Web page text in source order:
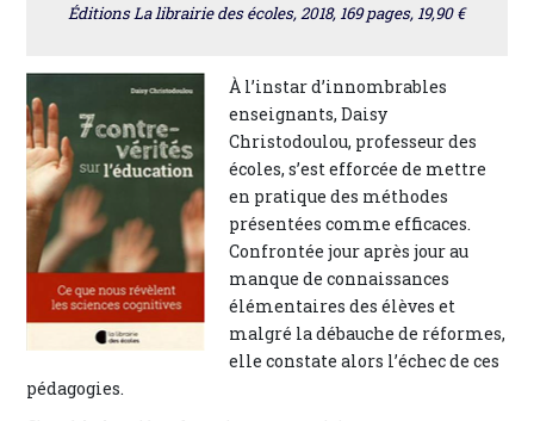
Éditions La librairie des écoles, 2018, 169 pages, 19,90 €
À l’instar d’innombrables
enseignants, Daisy
Christodoulou, professeur des
écoles, s’est efforcée de mettre
en pratique des méthodes
présentées comme efficaces.
Confrontée jour après jour au
manque de connaissances
élémentaires des élèves et
malgré la débauche de réformes,
elle constate alors l’échec de ces
pédagogies.